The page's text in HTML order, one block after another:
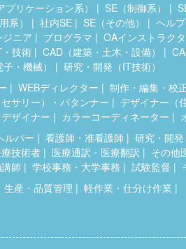
リケーション系） SE（制御系）
系） 社内SE SE（その他）
ヘル
ニア プログラマ
OAインストラク
技術 CAD（建築・土木・設備）
・機械） 研究・開発（IT技術）
WEBディレクター
制作・編集・校
サリー）・パタンナー
デザイナー（
ザイナー
カラーコーディネーター
ルパー 看護師・准看護師
研究・開
技術者
医療通訳・医療翻訳
その他
師
学校事務・大学事務 試験監督
生産・品質管理 軽作業・仕分け作業